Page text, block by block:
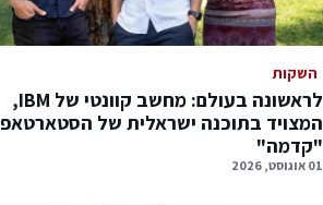
השקות
לראשונה בעולם: מחשב קוונטי של IBM,
המצויד בתוכנה ישראלית של הסטארטאפ
"קדמה"
01 אוגוסט, 2026